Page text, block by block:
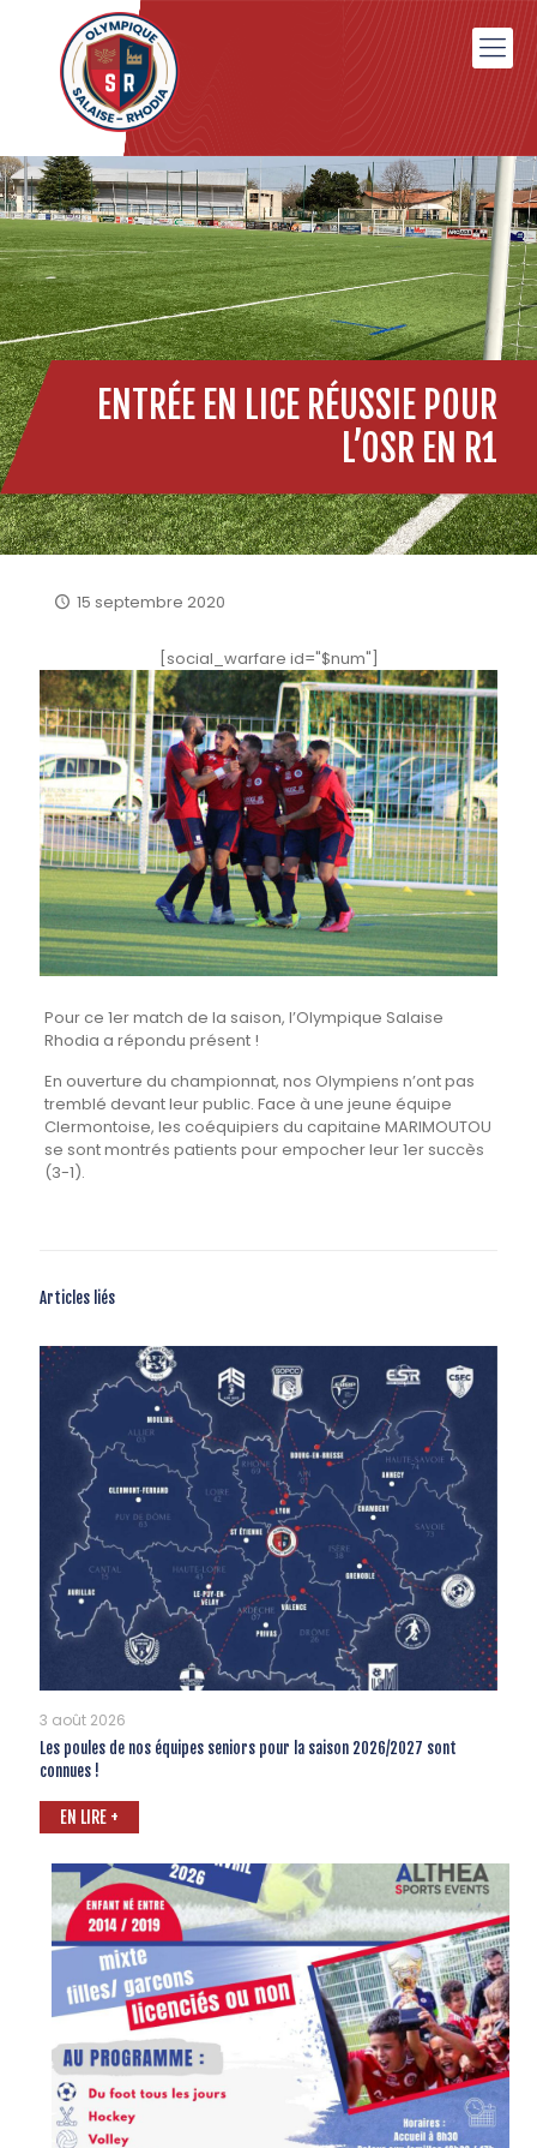
ENTRÉE EN LICE RÉUSSIE POUR
L’OSR EN R1
15 septembre 2020
[social_warfare id="$num"]
Pour ce 1er match de la saison, l’Olympique Salaise
Rhodia a répondu présent !
En ouverture du championnat, nos Olympiens n’ont pas
tremblé devant leur public. Face à une jeune équipe
Clermontoise, les coéquipiers du capitaine MARIMOUTOU
se sont montrés patients pour empocher leur 1er succès
(3-1).
Articles liés
3 août 2026
Les poules de nos équipes seniors pour la saison 2026/2027 sont
connues !
EN LIRE +